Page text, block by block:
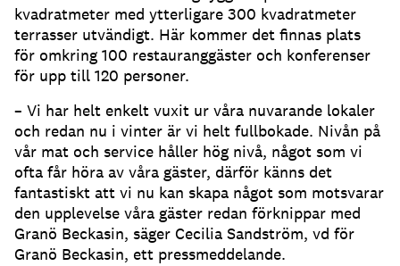
kvadratmeter med ytterligare 300 kvadratmeter
terrasser utvändigt. Här kommer det finnas plats
för omkring 100 restauranggäster och konferenser
för upp till 120 personer.
– Vi har helt enkelt vuxit ur våra nuvarande lokaler
och redan nu i vinter är vi helt fullbokade. Nivån på
vår mat och service håller hög nivå, något som vi
ofta får höra av våra gäster, därför känns det
fantastiskt att vi nu kan skapa något som motsvarar
den upplevelse våra gäster redan förknippar med
Granö Beckasin, säger Cecilia Sandström, vd för
Granö Beckasin, ett pressmeddelande.